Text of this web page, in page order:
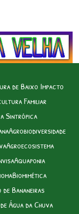
de Baixo Impacto
Familiar
Sintrópica
Agrobiodiversidade
Agroecosistema
Aquaponia
Biomimética
Bananeiras
Água da Chuva